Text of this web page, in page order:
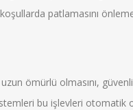
patlamasını
ömürlü olmasını,
bu işlevleri otomatik